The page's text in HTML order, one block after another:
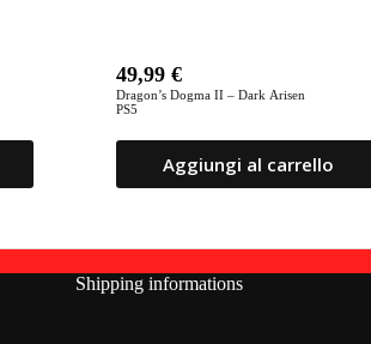
Dragon’s Dogma II – Dark Arisen
PS5
49,99€
Aggiungi al carrello
Shipping informations